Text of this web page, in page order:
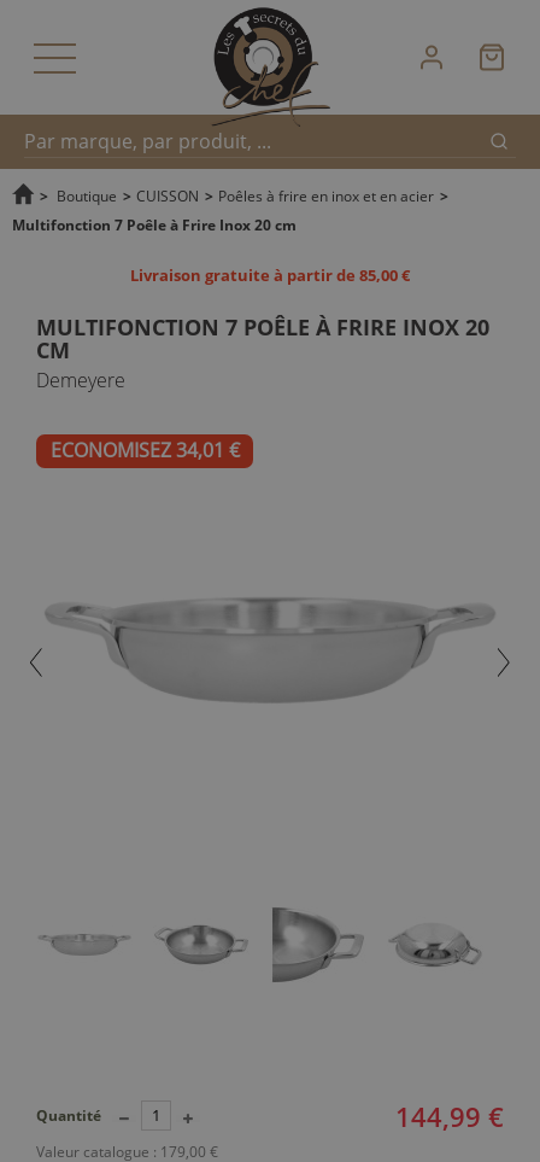
Recherche
> Boutique > CUISSON > Poêles à frire en inox et en acier >
Multifonction 7 Poêle à Frire Inox 20 cm
Livraison gratuite à partir de 85,00 €
MULTIFONCTION 7 POÊLE À FRIRE INOX 20
CM
Demeyere
ECONOMISEZ 34,01 €
144,99 €
Quantité
Valeur catalogue : 179,00 €